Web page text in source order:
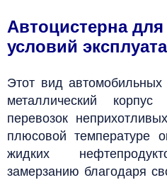
Автоцистернадля
условий
Этот вид автомобильных
металлический
перевозок
плюсовой температуре
жидких
замерзанию благодаря